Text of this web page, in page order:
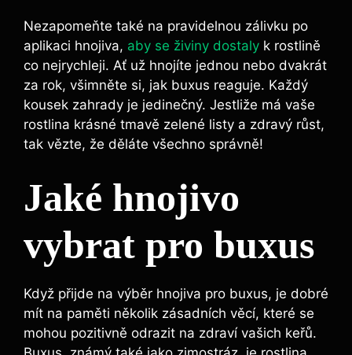
Nezapomeňte⁢ také na pravidelnou zálivku po
aplikaci hnojiva, aby se živiny ⁣dostaly k rostlině⁣
co nejrychleji.​ Ať⁣ už hnojíte jednou nebo dvakrát
za ‍rok, všimněte si, jak buxus‌ reaguje. Každý
kousek zahrady je jedinečný. Jestliže má vaše
rostlina krásné tmavě zelené⁢ listy a zdravý růst,
tak vězte, že ‍děláte všechno správně!
Jaké hnojivo
vybrat pro buxus
Když přijde na‍ výběr hnojiva pro buxus, ​je dobré
mít na paměti několik zásadních věcí, které se
mohou pozitivně ​odrazit na zdraví vašich keřů.